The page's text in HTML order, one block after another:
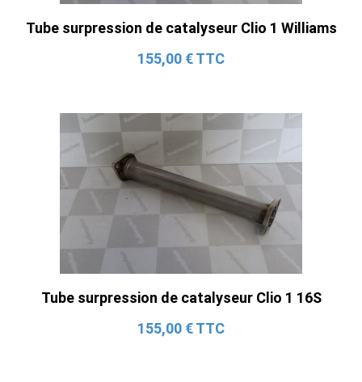
Tube surpression de catalyseur Clio 1 Williams
155,00 € TTC
Tube surpression de catalyseur Clio 1 16S
155,00 € TTC